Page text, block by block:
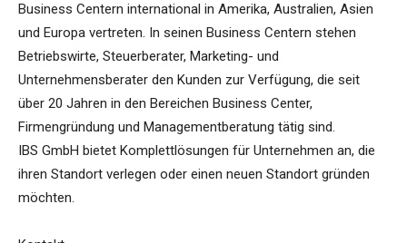
Business Centern international in Amerika, Australien, Asien
und Europa vertreten. In seinen Business Centern stehen
Betriebswirte, Steuerberater, Marketing- und
Unternehmensberater den Kunden zur Verfügung, die seit
über 20 Jahren in den Bereichen Business Center,
Firmengründung und Managementberatung tätig sind.
IBS GmbH bietet Komplettlösungen für Unternehmen an, die
ihren Standort verlegen oder einen neuen Standort gründen
möchten.